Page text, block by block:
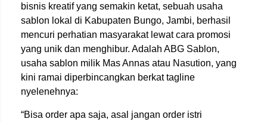
bisnis kreatif yang semakin ketat, sebuah usaha
sablon lokal di Kabupaten Bungo, Jambi, berhasil
mencuri perhatian masyarakat lewat cara promosi
yang unik dan menghibur. Adalah ABG Sablon,
usaha sablon milik Mas Annas atau Nasution, yang
kini ramai diperbincangkan berkat tagline
nyelenehnya:
“Bisa order apa saja, asal jangan order istri